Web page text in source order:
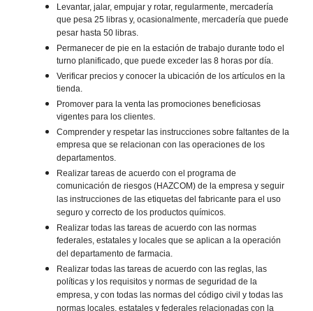
Levantar, jalar, empujar y rotar, regularmente, mercadería
que pesa 25 libras y, ocasionalmente, mercadería que puede
pesar hasta 50 libras.
Permanecer de pie en la estación de trabajo durante todo el
turno planificado, que puede exceder las 8 horas por día.
Verificar precios y conocer la ubicación de los artículos en la
tienda.
Promover para la venta las promociones beneficiosas
vigentes para los clientes.
Comprender y respetar las instrucciones sobre faltantes de la
empresa que se relacionan con las operaciones de los
departamentos.
Realizar tareas de acuerdo con el programa de
comunicación de riesgos (HAZCOM) de la empresa y seguir
las instrucciones de las etiquetas del fabricante para el uso
seguro y correcto de los productos químicos.
Realizar todas las tareas de acuerdo con las normas
federales, estatales y locales que se aplican a la operación
del departamento de farmacia.
Realizar todas las tareas de acuerdo con las reglas, las
políticas y los requisitos y normas de seguridad de la
empresa, y con todas las normas del código civil y todas las